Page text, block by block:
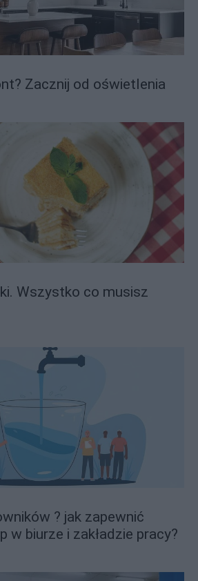
Zacznij od oświetlenia
Wszystko co musisz
? jak zapewnić
w biurze i zakładzie pracy?